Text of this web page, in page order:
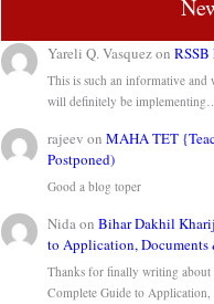
Yareli Q. Vasquezon
This is such an informative
will definitely be implementing…
rajeev onMAHA TET
Postponed)
Good a blog toper
NidaonBihar Dakhil
to Application, Documents
Thanks for finally writing
Complete Guide to Application,